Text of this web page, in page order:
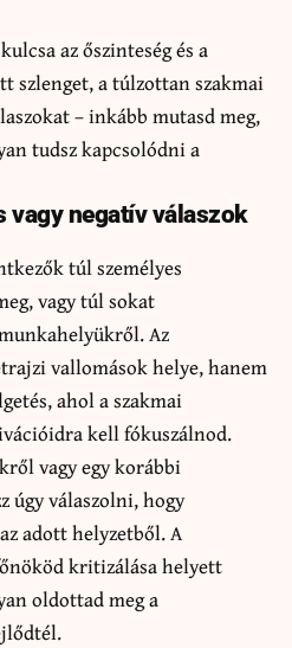
az őszinteség és a
szlenget, a túlzottan szakmai
– inkább mutasd meg,
tudsz kapcsolódni a
vagy negatív válaszok
túl személyes
vagy túl sokat
Az
vallomások helye, hanem
ahol a szakmai
kell fókuszálnod.
vagy egy korábbi
úgy válaszolni, hogy
adott helyzetből. A
kritizálása helyett
oldottad meg a